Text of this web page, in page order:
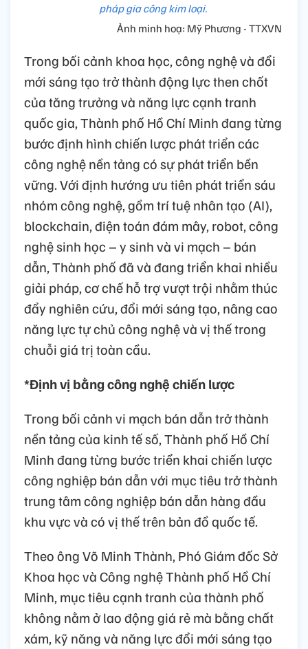
pháp gia công kim loại.
Ảnh minh hoạ: Mỹ Phương - TTXVN
Trong bối cảnh khoa học, công nghệ và đổi
mới sáng tạo trở thành động lực then chốt
của tăng trưởng và năng lực cạnh tranh
quốc gia, Thành phố Hồ Chí Minh đang từng
bước định hình chiến lược phát triển các
công nghệ nền tảng có sự phát triển bền
vững. Với định hướng ưu tiên phát triển sáu
nhóm công nghệ, gồm trí tuệ nhân tạo (AI),
blockchain, điện toán đám mây, robot, công
nghệ sinh học – y sinh và vi mạch – bán
dẫn, Thành phố đã và đang triển khai nhiều
giải pháp, cơ chế hỗ trợ vượt trội nhằm thúc
đẩy nghiên cứu, đổi mới sáng tạo, nâng cao
năng lực tự chủ công nghệ và vị thế trong
chuỗi giá trị toàn cầu.
*Định vị bằng công nghệ chiến lược
Trong bối cảnh vi mạch bán dẫn trở thành
nền tảng của kinh tế số, Thành phố Hồ Chí
Minh đang từng bước triển khai chiến lược
công nghiệp bán dẫn với mục tiêu trở thành
trung tâm công nghiệp bán dẫn hàng đầu
khu vực và có vị thế trên bản đồ quốc tế.
Theo ông Võ Minh Thành, Phó Giám đốc Sở
Khoa học và Công nghệ Thành phố Hồ Chí
Minh, mục tiêu cạnh tranh của thành phố
không nằm ở lao động giá rẻ mà bằng chất
xám, kỹ năng và năng lực đổi mới sáng tạo